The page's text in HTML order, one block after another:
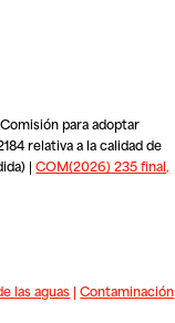
para adoptar
relativa a la calidad de
|COM(2026) 235 final,
las aguas |Contaminación